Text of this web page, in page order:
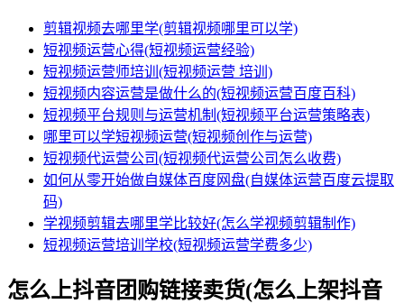
剪辑视频去哪里学(剪辑视频哪里可以学)
短视频运营心得(短视频运营经验)
短视频运营师培训(短视频运营 培训)
短视频内容运营是做什么的(短视频运营百度百科)
短视频平台规则与运营机制(短视频平台运营策略表)
哪里可以学短视频运营(短视频创作与运营)
短视频代运营公司(短视频代运营公司怎么收费)
如何从零开始做自媒体百度网盘(自媒体运营百度云提取
码)
学视频剪辑去哪里学比较好(怎么学视频剪辑制作)
短视频运营培训学校(短视频运营学费多少)
怎么上抖音团购链接卖货(怎么上架抖音